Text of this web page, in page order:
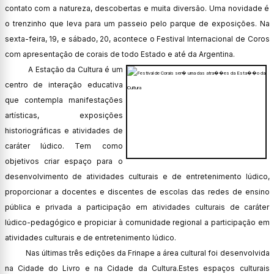
contato com a natureza, descobertas e muita diversão. Uma novidade é
o trenzinho que leva para um passeio pelo parque de exposições. Na
sexta-feira, 19, e sábado, 20, acontece o Festival Internacional de Coros
com apresentação de corais de todo Estado e até da Argentina.
A Estação da Cultura é um
centro de interação educativa
que contempla manifestações
artísticas, exposições
historiográficas e atividades de
caráter lúdico. Tem como
objetivos criar espaço para o
desenvolvimento de atividades culturais e de entretenimento lúdico,
proporcionar a docentes e discentes de escolas das redes de ensino
pública e privada a participação em atividades culturais de caráter
lúdico-pedagógico e propiciar à comunidade regional a participação em
atividades culturais e de entretenimento lúdico.
Nas últimas três edições da Frinape a área cultural foi desenvolvida
na Cidade do Livro e na Cidade da Cultura.Estes espaços culturais